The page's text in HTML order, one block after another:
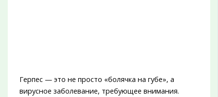
Герпес — это не просто «болячка на губе», а
вирусное заболевание, требующее внимания.